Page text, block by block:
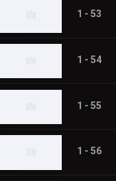
1 - 53
1 - 54
1 - 55
1 - 56